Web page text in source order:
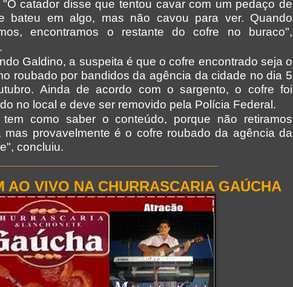
"O catador disse que tentou cavar com um pedaço de
bateu em algo, mas não cavou para ver. Quando
encontramos o restante do cofre no buraco",
Galdino, a suspeita é que o cofre encontrado seja o
roubado por bandidos da agência da cidade no dia 5
Ainda de acordo com o sargento, o cofre foi
no local e deve ser removido pela Polícia Federal.
tem como saber o conteúdo, porque não retiramos
mas provavelmente é o cofre roubado da agência da
concluiu.
AO VIVO NA CHURRASCARIA GAÚCHA